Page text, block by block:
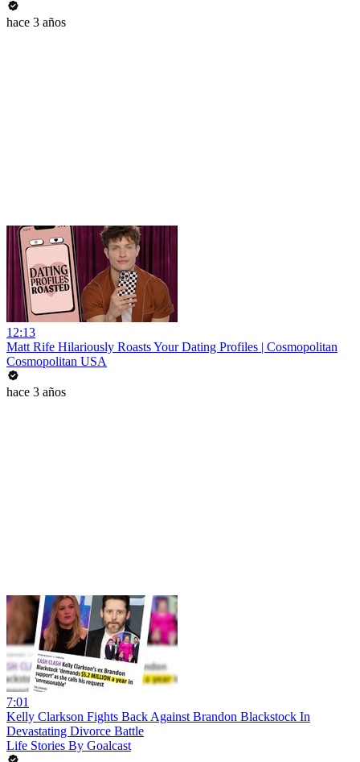
hace 3 años
12:13
Matt Rife Hilariously Roasts Your Dating Profiles | Cosmopolitan
Cosmopolitan USA
hace 3 años
7:01
Kelly Clarkson Fights Back Against Brandon Blackstock In
Devastating Divorce Battle
Life Stories By Goalcast